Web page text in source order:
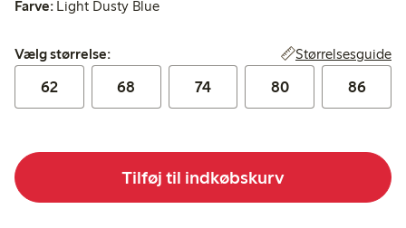
Farve: Light Dusty Blue
Vælg størrelse:
Vælg størrelse: Størrelsesguide
62 68 74 80 86
Tilføj til indkøbskurv